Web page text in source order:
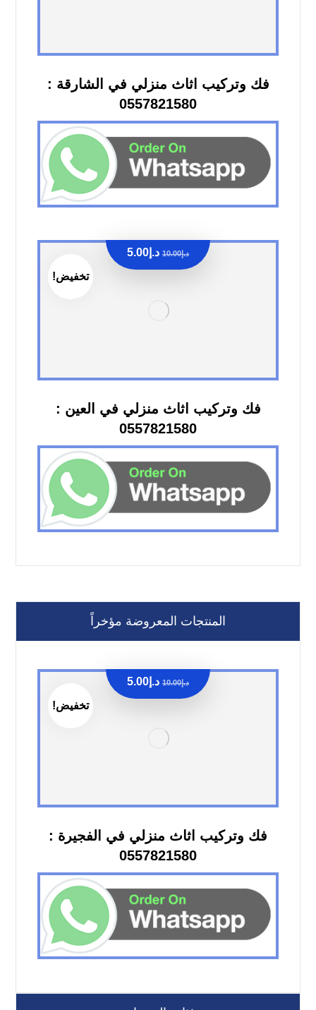
فك وتركيب اثاث منزلي في الشارقة :
0557821580
تخفيض!
فك وتركيب اثاث منزلي في العين :
0557821580
د.إ10.00 د.إ 5.00
المنتجات المعروضة مؤخراً
تخفيض!
فك وتركيب اثاث منزلي في الفجيرة :
0557821580
د.إ10.00 د.إ 5.00